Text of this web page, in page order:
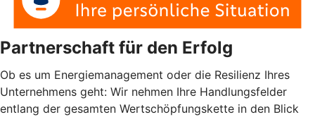
Partnerschaft für den Erfolg
Ob es um Energiemanagement oder die Resilienz Ihres
Unternehmens geht: Wir nehmen Ihre Handlungsfelder
entlang der gesamten Wertschöpfungskette in den Blick